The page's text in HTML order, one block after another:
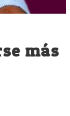
más